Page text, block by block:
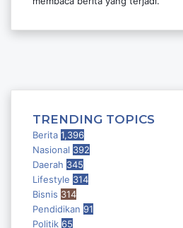
TRENDING TOPICS
Berita 1,396
Nasional 392
Daerah 345
Lifestyle 314
Bisnis 314
Pendidikan 91
Politik 65